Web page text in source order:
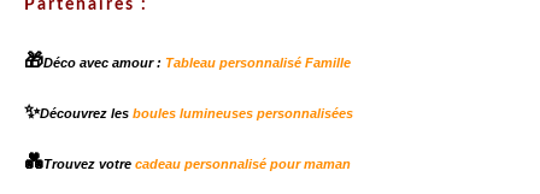
Partenaires :
🎁Déco avec amour : Tableau personnalisé Famille
✨Découvrez les boules lumineuses personnalisées
💑Trouvez votre cadeau personnalisé pour maman